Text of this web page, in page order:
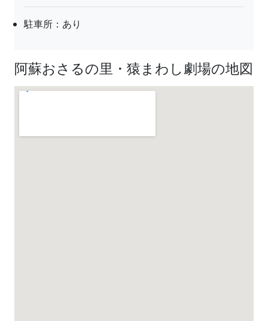
駐車所：あり
阿蘇おさるの里・猿まわし劇場の地図